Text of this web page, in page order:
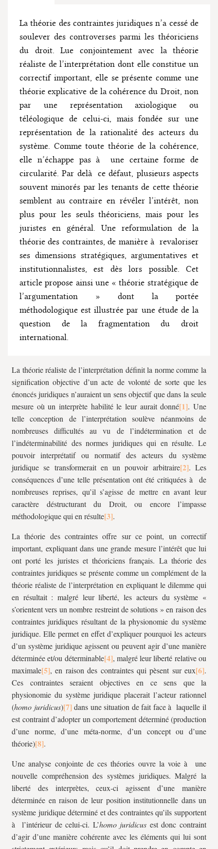
La théorie des contraintes juridiques n’a cessé de
soulever des controverses parmi les théoriciens
du droit. Lue conjointement avec la théorie
réaliste de l’interprétation dont elle constitue un
correctif important, elle se présente comme une
théorie explicative de la cohérence du Droit, non
par une représentation axiologique ou
téléologique de celui-ci, mais fondée sur une
représentation de la rationalité des acteurs du
système. Comme toute théorie de la cohérence,
elle n’échappe pas à une certaine forme de
circularité. Par delà ce défaut, plusieurs aspects
souvent minorés par les tenants de cette théorie
semblent au contraire en révéler l’intérêt, non
plus pour les seuls théoriciens, mais pour les
juristes en général. Une reformulation de la
théorie des contraintes, de manière à revaloriser
ses dimensions stratégiques, argumentatives et
institutionnalistes, est dès lors possible. Cet
article propose ainsi une « théorie stratégique de
l’argumentation » dont la portée
méthodologique est illustrée par une étude de la
question de la fragmentation du droit
international.
La théorie réaliste de l’interprétation définit la norme comme la
signification objective d’un acte de volonté de sorte que les
énoncés juridiques n’auraient un sens objectif que dans la seule
mesure où un interprète habilité le leur aurait donné
. Une
telle conception de l’interprétation soulève néanmoins de
nombreuses difficultés au vu de l’indétermination et de
l’indéterminabilité des normes juridiques qui en résulte. Le
pouvoir interprétatif ou normatif des acteurs du système
juridique se transformerait en un pouvoir arbitraire
. Les
conséquences d’une telle présentation ont été critiquées à de
nombreuses reprises, qu’il s’agisse de mettre en avant leur
caractère déstructurant du Droit, ou encore l’impasse
méthodologique qui en résulte
.
La théorie des contraintes offre sur ce point, un correctif
important, expliquant dans une grande mesure l’intérêt que lui
ont porté les juristes et théoriciens français. La théorie des
contraintes juridiques se présente comme un complément de la
théorie réaliste de l’interprétation en expliquant le dilemme qui
en résultait : malgré leur liberté, les acteurs du système «
s’orientent vers un nombre restreint de solutions » en raison des
contraintes juridiques résultant de la physionomie du système
juridique. Elle permet en effet d’expliquer pourquoi les acteurs
d’un système juridique agissent ou peuvent agir d’une manière
déterminée et/ou déterminable
, malgré leur liberté relative ou
maximale
, en raison des contraintes qui pèsent sur eux
.
Ces contraintes seraient objectives en ce sens que la
physionomie du système juridique placerait l’acteur rationnel
(homo juridicus)
dans une situation de fait face à laquelle il
est contraint d’adopter un comportement déterminé (production
d’une norme, d’une méta-norme, d’un concept ou d’une
théorie)
.
Une analyse conjointe de ces théories ouvre la voie à une
nouvelle compréhension des systèmes juridiques. Malgré la
liberté des interprètes, ceux-ci agissent d’une manière
déterminée en raison de leur position institutionnelle dans un
système juridique déterminé et des contraintes qu’ils supportent
à l’intérieur de celui-ci. L’homo juridicus est donc contraint
d’agir d’une manière cohérente avec les éléments qui lui sont